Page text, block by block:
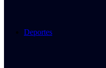
Deportes